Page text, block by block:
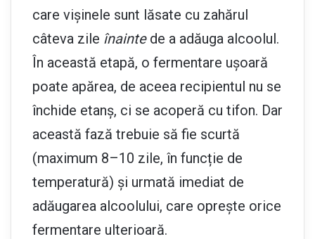
care vișinele sunt lăsate cu zahărul
câteva zile înaintede a adăuga alcoolul.
În această etapă, o fermentare ușoară
poate apărea, de aceea recipientul nu se
închide etanș, ci se acoperă cu tifon. Dar
această fază trebuie să fie scurtă
(maximum 8–10 zile, în funcție de
temperatură) și urmată imediat de
adăugarea alcoolului, care oprește orice
fermentare ulterioară.